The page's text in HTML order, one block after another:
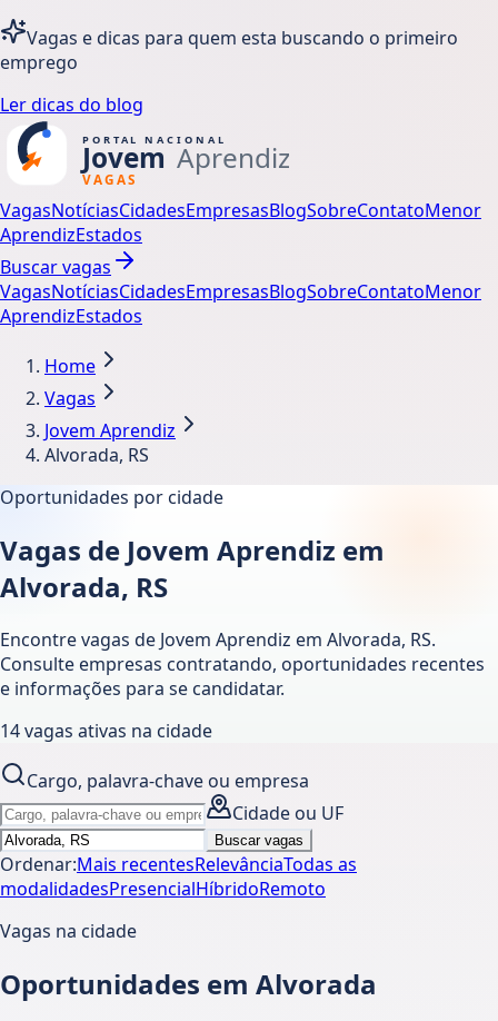
Vagas e dicas para quem esta buscando o primeiro
emprego
Ler dicas do blog
VagasNotíciasCidadesEmpresasBlogSobreContatoMenor
AprendizEstados
Buscar vagas
VagasNotíciasCidadesEmpresasBlogSobreContatoMenor
AprendizEstados
Home
Vagas
Jovem Aprendiz
Alvorada, RS
Oportunidades por cidade
Vagas de Jovem Aprendiz em
Alvorada, RS
Encontre vagas de Jovem Aprendiz em Alvorada, RS.
Consulte empresas contratando, oportunidades recentes
e informações para se candidatar.
14vagas ativas na cidade
Cargo, palavra-chave ou empresa
Cidade ou UF
Buscar vagas
Ordenar:Mais recentesRelevânciaTodas as
modalidadesPresencialHíbridoRemoto
Vagas na cidade
Oportunidades em Alvorada